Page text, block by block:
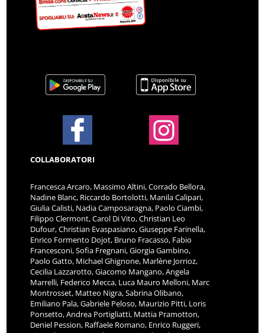
COLLABORATORI
Francesca Arcaro, Massimo Altini, Corrado Bellora,
Nadine Blanc, Riccardo Bortolotti, Manila Calipari,
Giulia Calisti, Nadia Camposaragna, Paolo Ciambi,
Filippo Clermont, Carol Di Vito, Christian Leo
Dufour, Christian Evaspasiano, Giuseppe Farinella,
Enrico Formento Dojot, Bruno Fracasso, Fabio
Francesconi, Sofia Fregnani, Giorgia Gambino,
Paolo Gatto, Michael Ghignone, Marlène Jorrioz,
Cecilia Lazzarotto, Giacomo Mangano, Angela
Marrelli, Federico Mecca, Luca Mauro Melloni, Marc
Montrosset, Matteo Nigra, Sabrina Olibano,
Emiliano Pala, Gabriele Peloso, Maurizio Pitti, Loris
Ponsetto, Andrea Portigliatti, Mattia Pramotton,
Deniel Pession, Raffaele Romano, Enrico Ruggeri,